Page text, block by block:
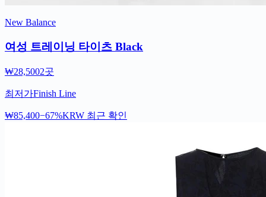
New Balance
여성 트레이닝 타이츠 Black
₩28,5002곳
최저가Finish Line
₩85,400−67%KRW 최근 확인